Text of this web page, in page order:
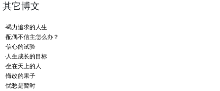
其它博文
·竭力追求的人生
·配偶不信主怎么办？
·信心的试验
·人生成长的目标
·坐在天上的人
·悔改的果子
·忧愁是暂时